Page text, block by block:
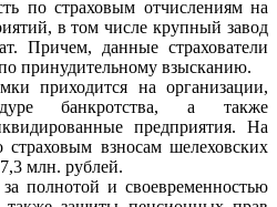
по страховым отчислениям на
в том числе крупный завод
Причем, данные страхователи
принудительному взысканию.
приходится на организации,
банкротства, а также
предприятия. На
взносам шелеховских
млн. рублей.
полнотой и своевременностью